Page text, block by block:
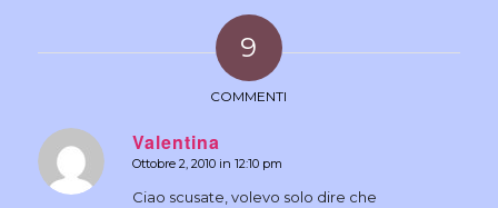
9
COMMENTI
Valentina
dice:
Ottobre 2, 2010 in 12:10 pm
Ciao scusate, volevo solo dire che